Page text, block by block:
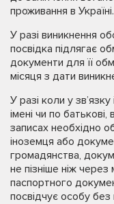
проживання в Україні.
У разі виникнення
посвідка підлягає
документи для її
місяця з дати
У разі коли у
імені чи по
записах необхідно
іноземця або
громадянства,
не пізніше ніж
паспортного
посвідчує особу